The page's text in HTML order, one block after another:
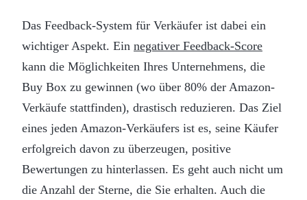
Das Feedback-System für Verkäufer ist dabei ein
wichtiger Aspekt. Ein negativer Feedback-Score
kann die Möglichkeiten Ihres Unternehmens, die
Buy Box zu gewinnen (wo über 80% der Amazon-
Verkäufe stattfinden), drastisch reduzieren. Das Ziel
eines jeden Amazon-Verkäufers ist es, seine Käufer
erfolgreich davon zu überzeugen, positive
Bewertungen zu hinterlassen. Es geht auch nicht um
die Anzahl der Sterne, die Sie erhalten. Auch die